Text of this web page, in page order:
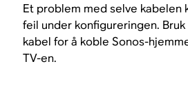
Et problem med selve kabelen
feil under konfigureringen. Bruk
kabel for å koble Sonos-
TV-en.